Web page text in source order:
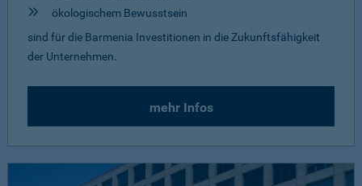
ökologischem Bewusstsein
sind für die Barmenia Investitionen in die Zukunftsfähigkeit
der Unternehmen.
mehr Infos